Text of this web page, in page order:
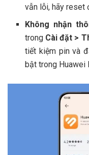
vẫn lỗi, hãy reset
Không nhận
trong Cài đặt >
tiết kiệm pin và
bật trong Huawei